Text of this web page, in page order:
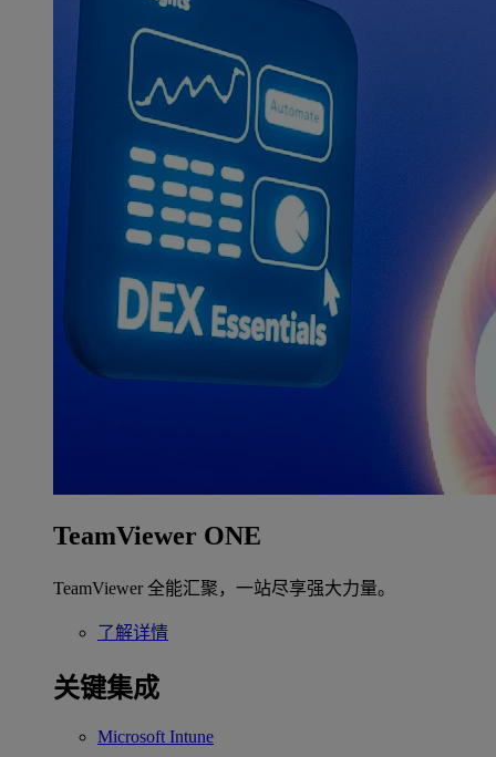
TeamViewer ONE
TeamViewer 全能汇聚，一站尽享强大力量。
了解详情
关键集成
Microsoft Intune